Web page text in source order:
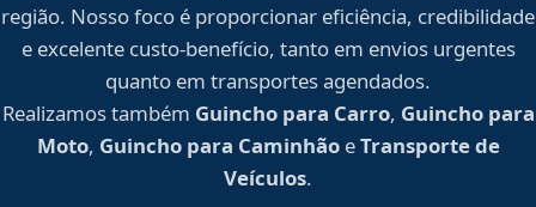
região. Nosso foco é proporcionar eficiência, credibilidade
e excelente custo-benefício, tanto em envios urgentes
quanto em transportes agendados.
Realizamos também Guincho para Carro, Guincho para
Moto, Guincho para CaminhãoeTransporte de
Veículos.